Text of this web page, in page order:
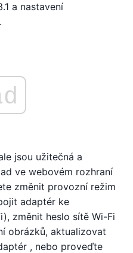
a nastavení
jsou užitečná a
ve webovém rozhraní
změnit provozní režim
adaptér ke
změnit heslo sítě Wi-Fi
obrázků, aktualizovat
, nebo proveďte